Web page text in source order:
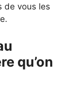
de vous les
qu’on